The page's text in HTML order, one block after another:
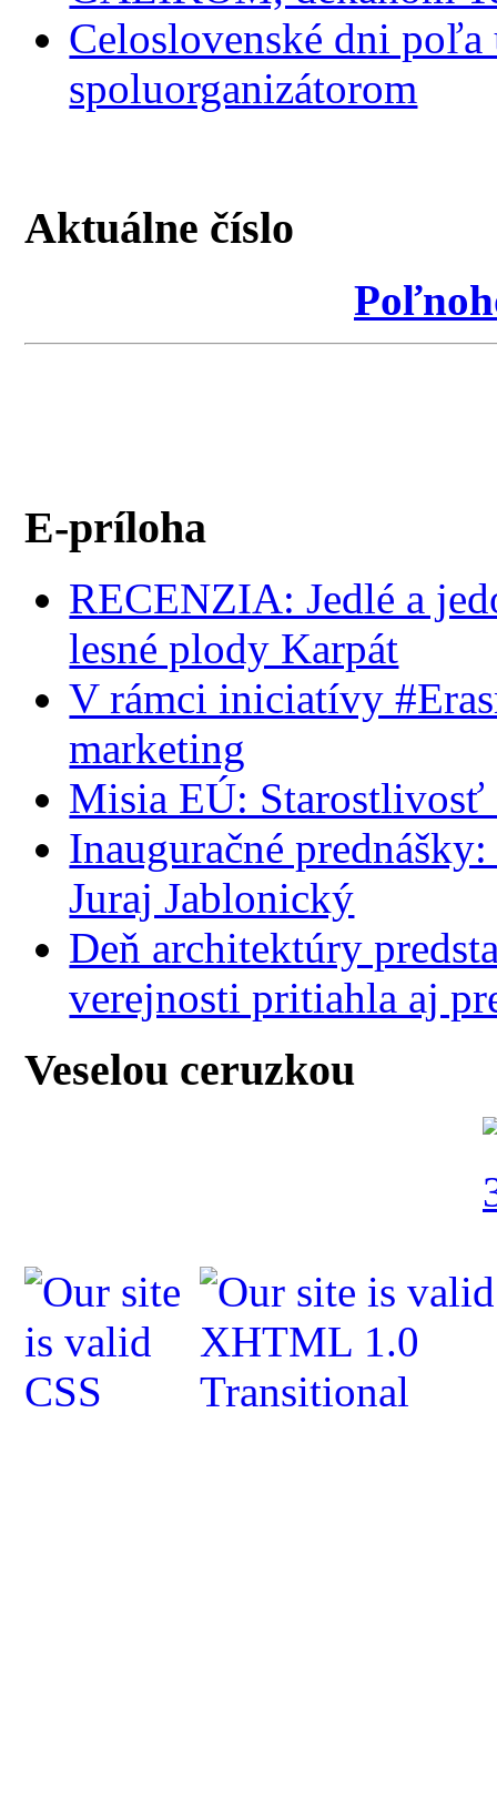
Celoslovenské dni
spoluorganizátorom
Aktuálne číslo
E-príloha
RECENZIA: Jedlé a
lesné plody Karpát
V rámci iniciatívy
marketing
Misia EÚ:
Inauguračné
Juraj Jablonický
Deň architektúry
verejnosti pritiahla aj
Veselou ceruzkou